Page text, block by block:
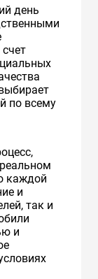
день
по всему
каждой
и
так и
и